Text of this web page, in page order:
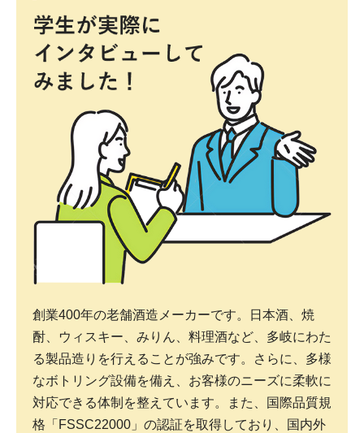
創業400年の老舗酒造メーカーです。日本酒、焼
酎、ウィスキー、みりん、料理酒など、多岐にわた
る製品造りを行えることが強みです。さらに、多様
なボトリング設備を備え、お客様のニーズに柔軟に
対応できる体制を整えています。また、国際品質規
格「FSSC22000」の認証を取得しており、国内外